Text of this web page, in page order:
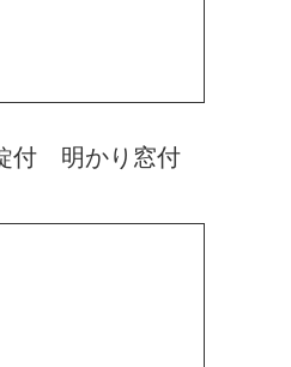
付 明かり窓付